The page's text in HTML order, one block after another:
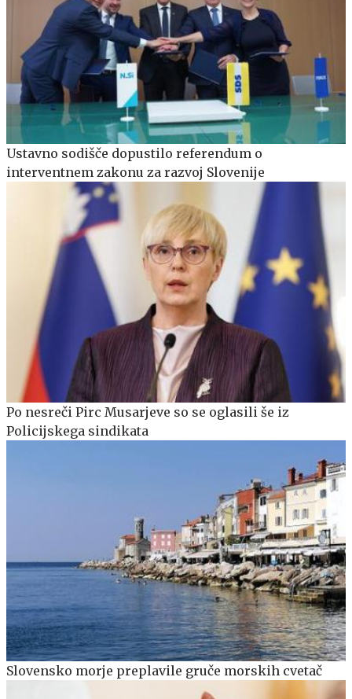
Ustavno sodišče dopustilo referendum o
interventnem zakonu za razvoj Slovenije
Po nesreči Pirc Musarjeve so se oglasili še iz
Policijskega sindikata
Slovensko morje preplavile gruče morskih cvetač